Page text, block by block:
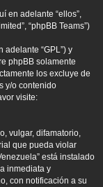
en adelante “ellos”,
“phpBB Teams”)
adelante “GPL”) y
phpBB solamente
los excluye de
y/o contenido
visite:
vulgar, difamatorio,
que pueda violar
está instalado
inmediata y
con notificación a su